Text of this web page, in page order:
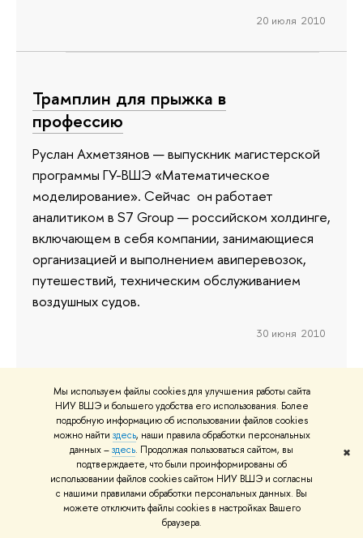
Мы используем файлы cookies для улучшения работы сайта
НИУ ВШЭ и большего удобства его использования. Более
подробную информацию об использовании файлов cookies
можно найти здесь, наши правила обработки персональных
данных –здесь. Продолжая пользоваться сайтом, вы
подтверждаете, что были проинформированы об
использовании файлов cookies сайтом НИУ ВШЭ и согласны
с нашими правилами обработки персональных данных. Вы
можете отключить файлы cookies в настройках Вашего
браузера.
✖
20 июля 2010
Трамплин для прыжка в
профессию
Руслан Ахметзянов — выпускник магистерской
программы ГУ-ВШЭ «Математическое
моделирование». Сейчас он работает
аналитиком в S7 Group — российском холдинге,
включающем в себя компании, занимающиеся
организацией и выполнением авиперевозок,
путешествий, техническим обслуживанием
воздушных судов.
30 июня 2010
О ВЫШКЕ
Цифры и факты
Руководство и структура
Устойчивое развитие в НИУ ВШЭ